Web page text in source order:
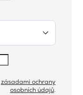
zásadami ochrany
osobních údajů.